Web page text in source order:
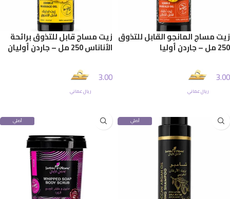
زيت مساج المانجو القابل للتذوق
250 مل – جاردن أوليا
3.00
ريال عماني
زيت مساج قابل للتذوق برائحة
الأناناس 250 مل – جاردن أوليان
3.00
ريال عماني
أصلي
أصلي